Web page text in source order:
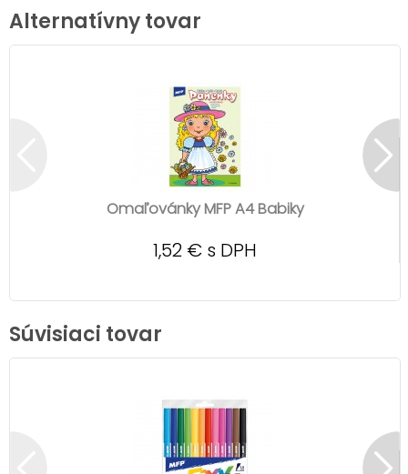
Alternatívny tovar
Omaľovánky MFP A4 Babiky
1,52 € s DPH
Súvisiaci tovar